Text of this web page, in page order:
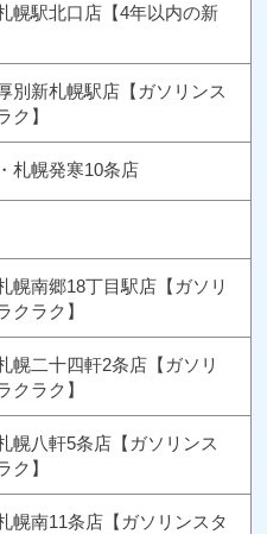
幌駅北口店【4年以内の新
別新札幌駅店【ガソリンス
ク】
札幌発寒10条店
幌南郷18丁目駅店【ガソリ
クラク】
幌二十四軒2条店【ガソリ
クラク】
幌八軒5条店【ガソリンス
ク】
幌南11条店【ガソリンスタ